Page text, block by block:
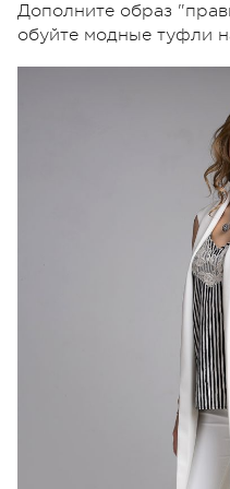
Дополните образ
обуйте модные туфли